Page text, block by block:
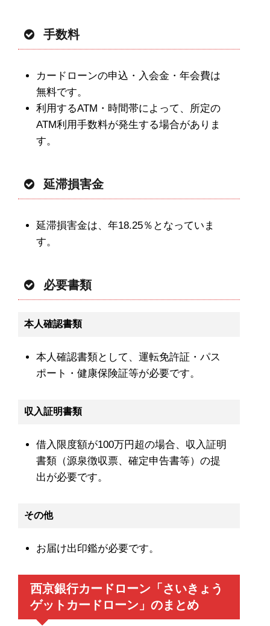
手数料
カードローンの申込・入会金・年会費は
無料です。
利用するATM・時間帯によって、所定の
ATM利用手数料が発生する場合がありま
す。
延滞損害金
延滞損害金は、年18.25％となっていま
す。
必要書類
本人確認書類
本人確認書類として、運転免許証・パス
ポート・健康保険証等が必要です。
収入証明書類
借入限度額が100万円超の場合、収入証明
書類（源泉徴収票、確定申告書等）の提
出が必要です。
その他
お届け出印鑑が必要です。
西京銀行カードローン「さいきょう
ゲットカードローン」のまとめ